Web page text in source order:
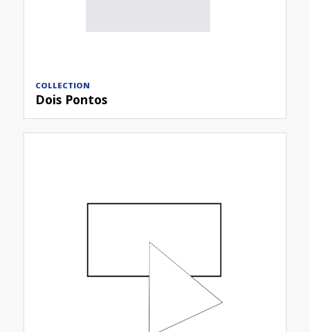
COLLECTION
Dois Pontos